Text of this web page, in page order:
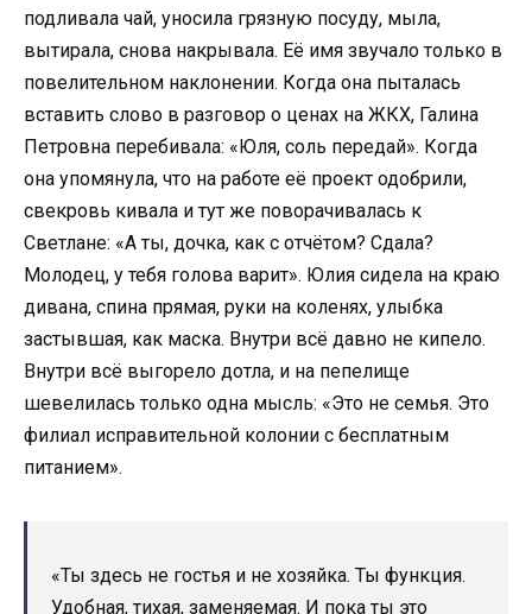
подливала чай, уносила грязную посуду, мыла,
вытирала, снова накрывала. Её имя звучало только в
повелительном наклонении. Когда она пыталась
вставить слово в разговор о ценах на ЖКХ, Галина
Петровна перебивала: «Юля, соль передай». Когда
она упомянула, что на работе её проект одобрили,
свекровь кивала и тут же поворачивалась к
Светлане: «А ты, дочка, как с отчётом? Сдала?
Молодец, у тебя голова варит». Юлия сидела на краю
дивана, спина прямая, руки на коленях, улыбка
застывшая, как маска. Внутри всё давно не кипело.
Внутри всё выгорело дотла, и на пепелище
шевелилась только одна мысль: «Это не семья. Это
филиал исправительной колонии с бесплатным
питанием».
«Ты здесь не гостья и не хозяйка. Ты функция.
Удобная, тихая, заменяемая. И пока ты это